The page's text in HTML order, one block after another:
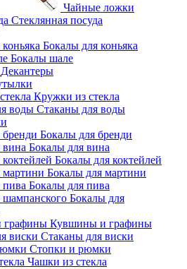
Чайные ложки
Стеклянная посуда
Бокалы для коньяка
Бокалы шале
Декантеры
Кружки из стекла
Стаканы для воды
Бокалы для бренди
Бокалы для вина
Бокалы для коктейлей
Бокалы для мартини
Бокалы для пива
Бокалы для
Кувшины и графины
Стаканы для виски
Стопки и рюмки
Чашки из стекла